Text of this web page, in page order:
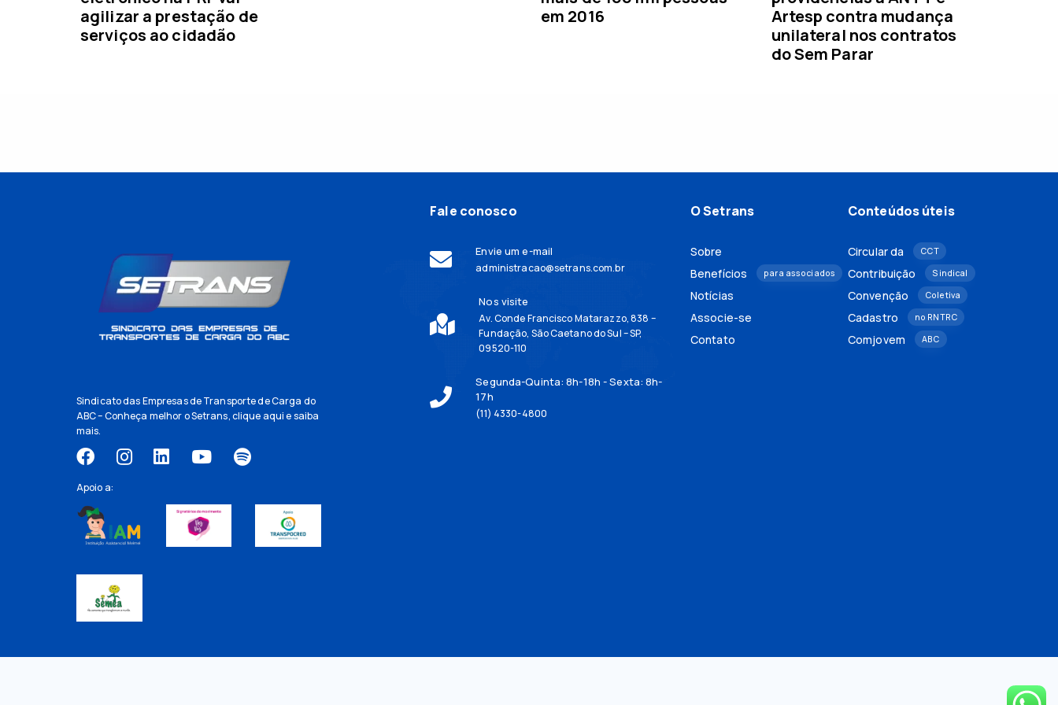
agilizar a prestação de
serviços ao cidadão
em 2016
Artesp contra mudança
unilateral nos contratos
do Sem Parar
Sindicato das Empresas de Transporte de Carga do
ABC – Conheça melhor o Setrans,clique aquie saiba
mais.
Apoio a:
Fale conosco
Envie um e-mail
administracao@setrans.com.br
Nos visite
Av. Conde Francisco Matarazzo, 838 –
Fundação, São Caetano do Sul – SP,
09520-110
Segunda-Quinta: 8h-18h - Sexta: 8h-
17h
(11) 4330-4800
O Setrans
Sobre
Benefícios
para associados
Notícias
Associe-se
Contato
Conteúdos úteis
Circular da CCT
Contribuição Sindical
Convenção Coletiva
Cadastro no RNTRC
Comjovem ABC